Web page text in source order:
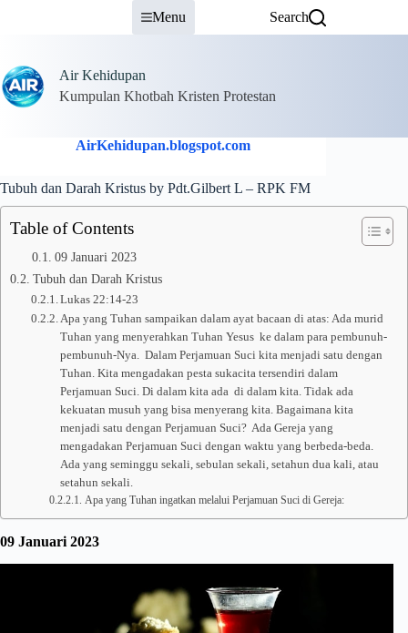
Menu Search
Air Kehidupan
Kumpulan Khotbah Kristen Protestan
AirKehidupan.blogspot.com
Tubuh dan Darah Kristus by Pdt.Gilbert L – RPK FM
Table of Contents
09 Januari 2023
Tubuh dan Darah Kristus
Lukas 22:14-23
Apa yang Tuhan sampaikan dalam ayat bacaan di atas: Ada murid
Tuhan yang menyerahkan Tuhan Yesus ke dalam para pembunuh-
pembunuh-Nya. Dalam Perjamuan Suci kita menjadi satu dengan
Tuhan. Kita mengadakan pesta sukacita tersendiri dalam
Perjamuan Suci. Di dalam kita ada di dalam kita. Tidak ada
kekuatan musuh yang bisa menyerang kita. Bagaimana kita
menjadi satu dengan Perjamuan Suci? Ada Gereja yang
mengadakan Perjamuan Suci dengan waktu yang berbeda-beda.
Ada yang seminggu sekali, sebulan sekali, setahun dua kali, atau
setahun sekali.
Apa yang Tuhan ingatkan melalui Perjamuan Suci di Gereja:
09 Januari 2023